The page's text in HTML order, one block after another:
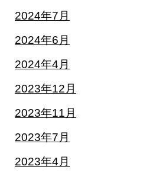
2024年7月
2024年6月
2024年4月
2023年12月
2023年11月
2023年7月
2023年4月